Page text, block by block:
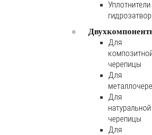
Уплотнители
Для
черепицы
Для
Для
натуральной
черепицы
Для